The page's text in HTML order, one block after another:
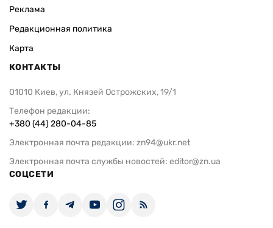
Реклама
Редакционная политика
Карта
КОНТАКТЫ
01010 Киев, ул. Князей Острожских, 19/1
Телефон редакции:
+380 (44) 280-04-85
Электронная почта редакции: zn94@ukr.net
Электронная почта службы новостей: editor@zn.ua
СОЦСЕТИ